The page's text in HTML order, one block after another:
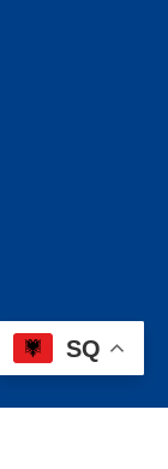
SQ